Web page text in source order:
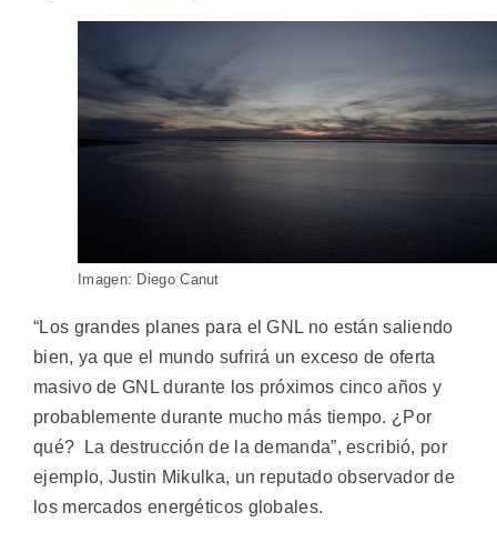
Imagen: Diego Canut
“Los grandes planes para el GNL no están saliendo
bien, ya que el mundo sufrirá un exceso de oferta
masivo de GNL durante los próximos cinco años y
probablemente durante mucho más tiempo. ¿Por
qué? La destrucción de la demanda”, escribió, por
ejemplo, Justin Mikulka, un reputado observador de
los mercados energéticos globales.